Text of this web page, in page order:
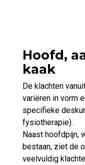
Hoofd,
kaak
De klachten
variëren in vorm
specifieke
fysiotherapie).
Naast hoofdpijn,
bestaan, ziet de
veelvuldig